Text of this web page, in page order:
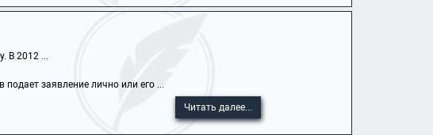
В 2012 ...
заявление лично или его ...
Читать далее...